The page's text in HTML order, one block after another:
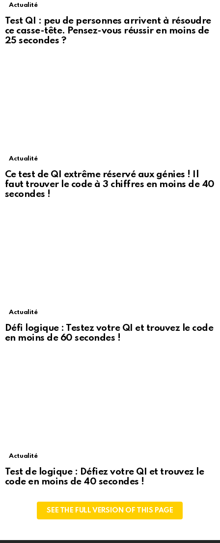
Actualité
Test QI : peu de personnes arrivent à résoudre
ce casse-tête. Pensez-vous réussir en moins de
25 secondes ?
Actualité
Ce test de QI extrême réservé aux génies ! Il
faut trouver le code à 3 chiffres en moins de 40
secondes !
Actualité
Défi logique : Testez votre QI et trouvez le code
en moins de 60 secondes !
Actualité
Test de logique : Défiez votre QI et trouvez le
code en moins de 40 secondes !
SEE THE FULL VERSION OF THIS PAGE